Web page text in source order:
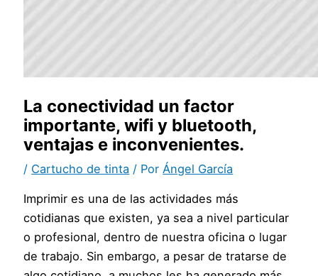
La conectividad un factor
importante, wifi y bluetooth,
ventajas e inconvenientes.
/ Cartucho de tinta / PorÁngel García
Imprimir es una de las actividades más
cotidianas que existen, ya sea a nivel particular
o profesional, dentro de nuestra oficina o lugar
de trabajo. Sin embargo, a pesar de tratarse de